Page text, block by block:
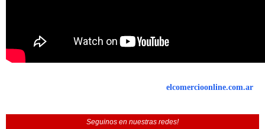
elcomercioonline.com.ar
Seguinos en nuestras redes!